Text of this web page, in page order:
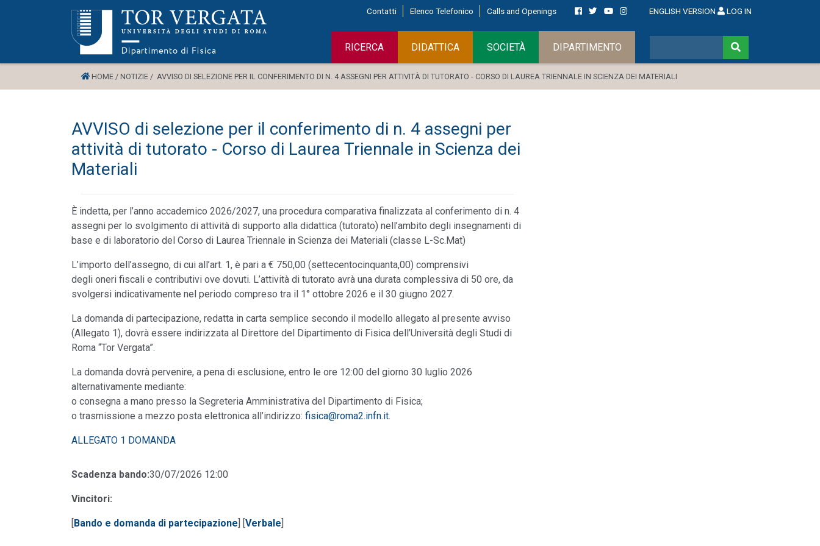
Contatti Elenco Telefonico Calls and Openings ENGLISH VERSION LOG IN
RICERCA DIDATTICA SOCIETÀ DIPARTIMENTO
HOME / NOTIZIE / AVVISO DI SELEZIONE PER IL CONFERIMENTO DI N. 4 ASSEGNI PER ATTIVITÀ DI TUTORATO - CORSO DI LAUREA TRIENNALE IN SCIENZA DEI MATERIALI
AVVISO di selezione per il conferimento di n. 4 assegni per
attività di tutorato - Corso di Laurea Triennale in Scienza dei
Materiali
È indetta, per l’anno accademico 2026/2027, una procedura comparativa finalizzata al conferimento di n. 4
assegni per lo svolgimento di attività di supporto alla didattica (tutorato) nell’ambito degli insegnamenti di
base e di laboratorio del Corso di Laurea Triennale in Scienza dei Materiali (classe L-Sc.Mat)
L’importo dell’assegno, di cui all’art. 1, è pari a € 750,00 (settecentocinquanta,00) comprensivi
degli oneri fiscali e contributivi ove dovuti. L’attività di tutorato avrà una durata complessiva di 50 ore, da
svolgersi indicativamente nel periodo compreso tra il 1° ottobre 2026 e il 30 giugno 2027.
La domanda di partecipazione, redatta in carta semplice secondo il modello allegato al presente avviso
(Allegato 1), dovrà essere indirizzata al Direttore del Dipartimento di Fisica dell’Università degli Studi di
Roma “Tor Vergata”.
La domanda dovrà pervenire, a pena di esclusione, entro le ore 12:00 del giorno 30 luglio 2026
alternativamente mediante:
o consegna a mano presso la Segreteria Amministrativa del Dipartimento di Fisica;
o trasmissione a mezzo posta elettronica all’indirizzo: fisica@roma2.infn.it.
ALLEGATO 1 DOMANDA
Scadenza bando:30/07/2026 12:00
Vincitori:
[Bando e domanda di partecipazione] [Verbale]